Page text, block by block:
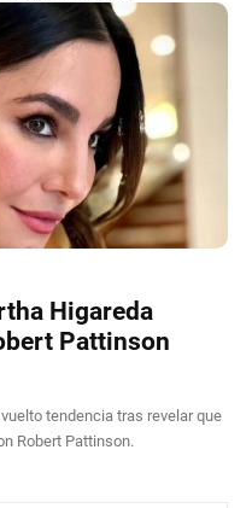
Higareda
Pattinson
tendencia tras revelar que
Robert Pattinson.